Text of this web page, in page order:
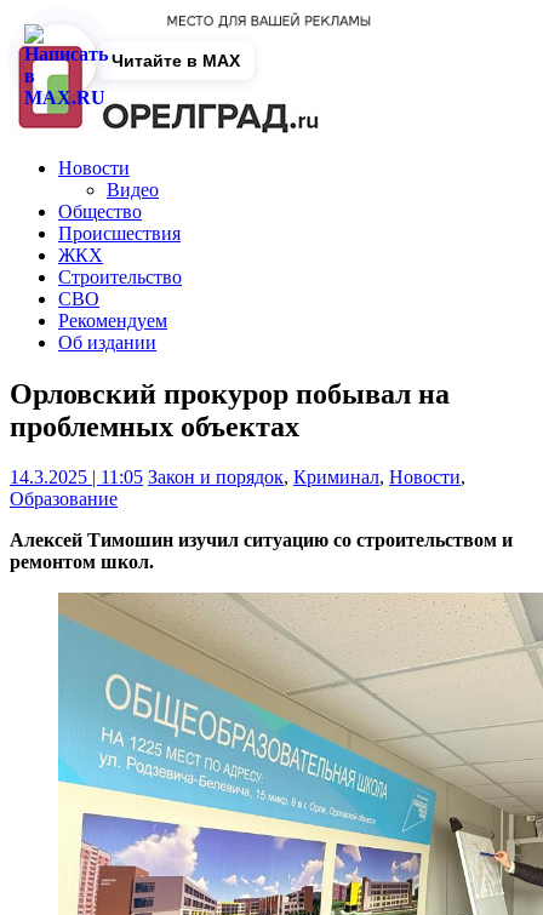
Новости
Видео
Общество
Происшествия
ЖКХ
Строительство
СВО
Рекомендуем
Об издании
Орловский прокурор побывал на
проблемных объектах
14.3.2025 | 11:05 Закон и порядок, Криминал, Новости,
Образование
Алексей Тимошин изучил ситуацию со строительством и
ремонтом школ.
Читайте в MAX